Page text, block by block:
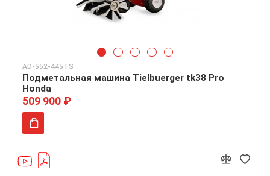
AD-552-445TS
Подметальная машина Tielbuerger tk38 Pro
Honda
509 900 ₽